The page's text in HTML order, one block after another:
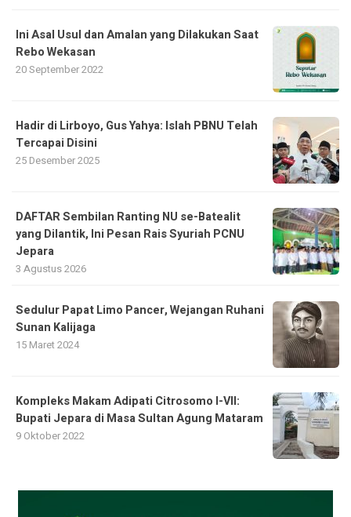
Ini Asal Usul dan Amalan yang Dilakukan Saat
Rebo Wekasan
20 September 2022
Hadir di Lirboyo, Gus Yahya: Islah PBNU Telah
Tercapai Disini
25 Desember 2025
DAFTAR Sembilan Ranting NU se-Batealit
yang Dilantik, Ini Pesan Rais Syuriah PCNU
Jepara
3 Agustus 2026
Sedulur Papat Limo Pancer, Wejangan Ruhani
Sunan Kalijaga
15 Maret 2024
Kompleks Makam Adipati Citrosomo I-VII:
Bupati Jepara di Masa Sultan Agung Mataram
9 Oktober 2022